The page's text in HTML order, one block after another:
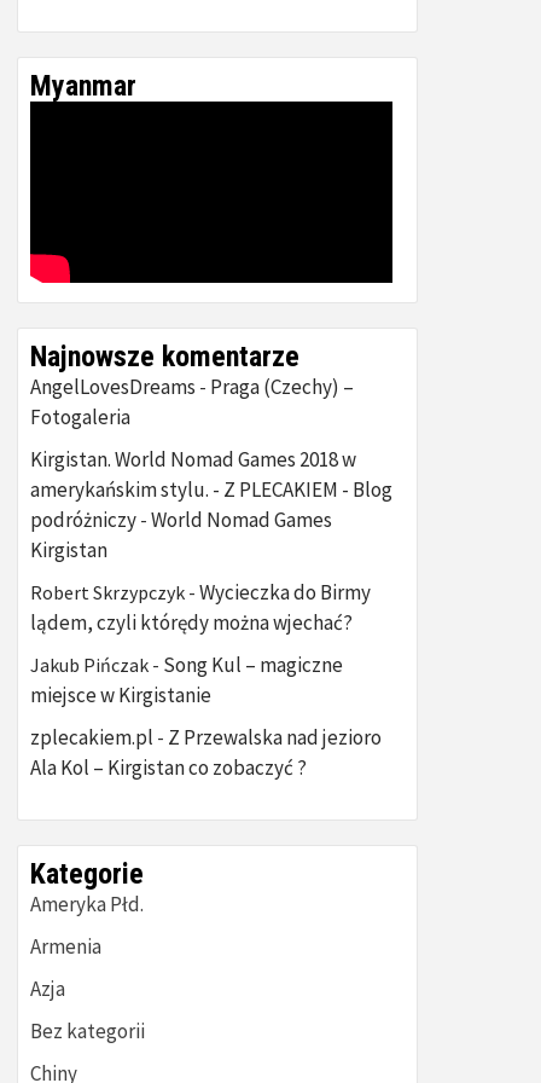
Myanmar
Najnowsze komentarze
AngelLovesDreams - Praga (Czechy) –
Fotogaleria
Kirgistan. World Nomad Games 2018 w
amerykańskim stylu. - Z PLECAKIEM - Blog
podróżniczy - World Nomad Games
Kirgistan
Robert Skrzypczyk - Wycieczka do Birmy
lądem, czyli którędy można wjechać?
Jakub Pińczak - Song Kul – magiczne
miejsce w Kirgistanie
zplecakiem.pl - Z Przewalska nad jezioro
Ala Kol – Kirgistan co zobaczyć ?
Kategorie
Ameryka Płd.
Armenia
Azja
Bez kategorii
Chiny